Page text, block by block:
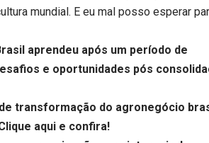
mundial. E eu mal posso esperar
aprendeu após um período de
e oportunidades pós
transformação do agronegócio
aqui e confira!